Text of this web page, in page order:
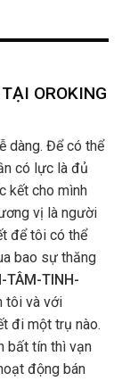
OROKING
dàng. Để có thể
có lực là đủ
kết cho mình
vị là người
để tôi có thể
bao sự thăng
TÂM-TINH-
tôi và với
đi một trụ nào.
bất tín thì vạn
động bán